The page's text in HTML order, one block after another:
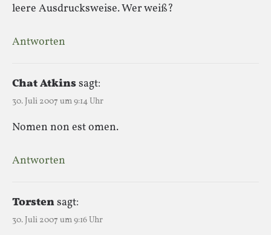
leere Ausdrucksweise. Wer weiß?
Antworten
Chat Atkinssagt:
30. Juli 2007 um 9:14 Uhr
Nomen non est omen.
Antworten
Torstensagt:
30. Juli 2007 um 9:16 Uhr